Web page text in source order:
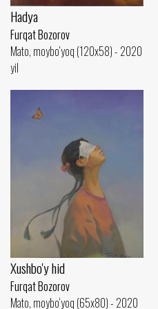
Hadya
Furqat Bozorov
Mato, moybo‘yoq (120x58) - 2020
yil
Xushbo'y hid
Furqat Bozorov
Mato, moybo‘yoq (65x80) - 2020